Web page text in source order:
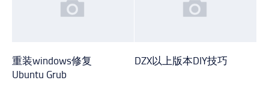
重装windows修复
Ubuntu Grub
DZX以上版本DIY技巧